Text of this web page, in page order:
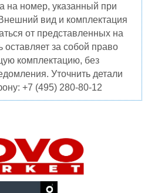
на номер, указанный при
вид и комплектация
от представленных на
оставляет за собой право
комплектацию, без
Уточнить детали
+7 (495) 280-80-12